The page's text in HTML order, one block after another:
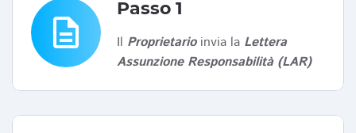
description
Passo 1
Il Proprietarioinvia la Lettera
Assunzione Responsabilità (LAR)